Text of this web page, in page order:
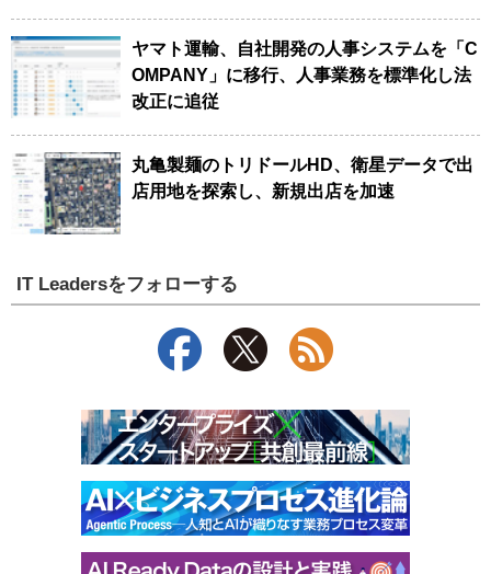
ヤマト運輸、自社開発の人事システムを「C
OMPANY」に移行、人事業務を標準化し法
改正に追従
丸亀製麺のトリドールHD、衛星データで出
店用地を探索し、新規出店を加速
IT Leadersをフォローする